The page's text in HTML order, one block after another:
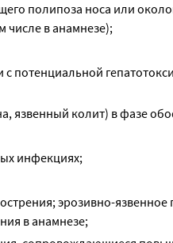
полипоза носа или
числе в анамнезе);
потенциальной
язвенный колит) в фазе
инфекциях;
эрозивно-
в анамнезе;